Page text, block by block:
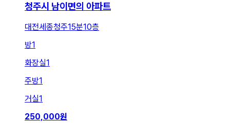
청주시 남이면의 아파트
대전세종청주15분10층
방1
화장실1
주방1
거실1
250,000원